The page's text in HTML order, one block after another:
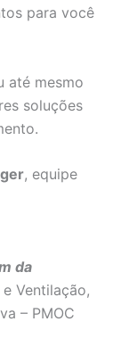
para você
até mesmo
soluções
, equipe
da
Ventilação,
– PMOC